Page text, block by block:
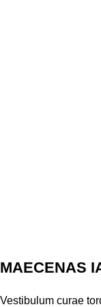
MAECENAS
Vestibulum curae